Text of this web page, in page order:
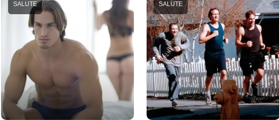
SALUTE SALUTE